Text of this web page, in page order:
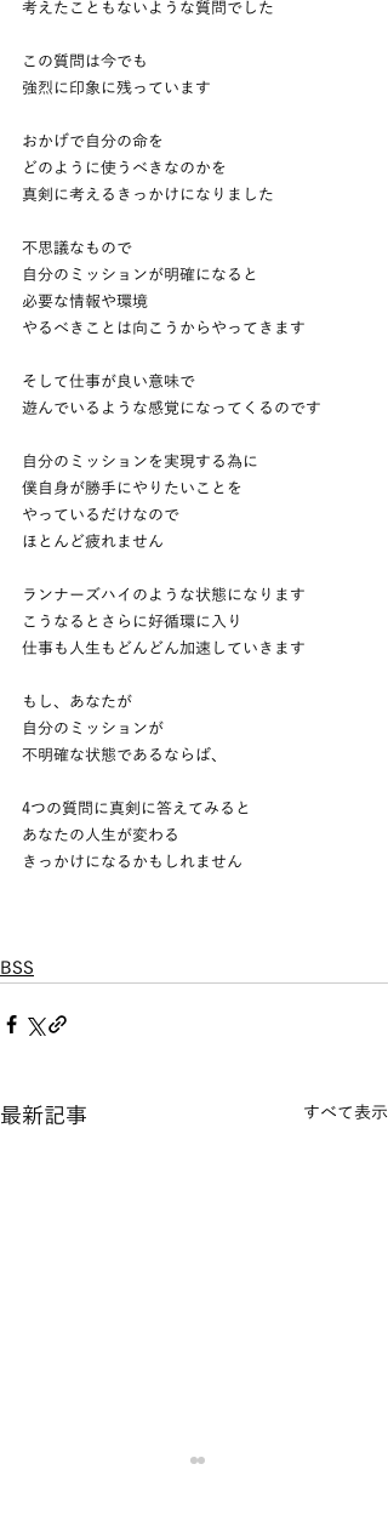
考えたこともないような質問でした
この質問は今でも
強烈に印象に残っています
おかげで自分の命を
どのように使うべきなのかを
真剣に考えるきっかけになりました
不思議なもので
自分のミッションが明確になると
必要な情報や環境
やるべきことは向こうからやってきます
そして仕事が良い意味で
遊んでいるような感覚になってくるのです
自分のミッションを実現する為に
僕自身が勝手にやりたいことを
やっているだけなので
ほとんど疲れません
ランナーズハイのような状態になります
こうなるとさらに好循環に入り
仕事も人生もどんどん加速していきます
もし、あなたが
自分のミッションが
不明確な状態であるならば、
4つの質問に真剣に答えてみると
あなたの人生が変わる
きっかけになるかもしれません
BSS
最新記事 すべて表示